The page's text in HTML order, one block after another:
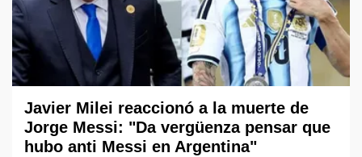
Javier Milei reaccionó a la muerte de
Jorge Messi: "Da vergüenza pensar que
hubo anti Messi en Argentina"